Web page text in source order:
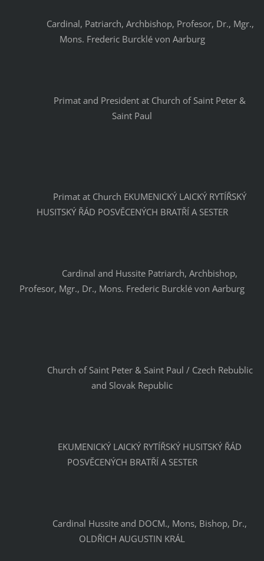
Mons. Frederic Burcklé von Aarburg
Saint Paul
HUSITSKÝ ŘÁD POSVĚCENÝCH BRATŘÍ A SESTER
Profesor, Mgr., Dr., Mons. Frederic Burcklé von Aarburg
and Slovak Republic
POSVĚCENÝCH BRATŘÍ A SESTER
OLDŘICH AUGUSTIN KRÁL